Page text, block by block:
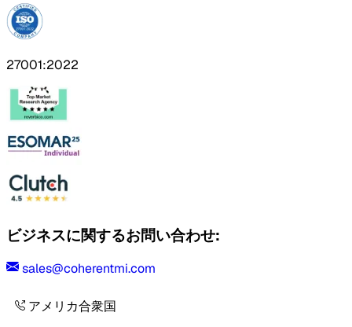
27001:2022
ビジネスに関するお問い合わせ:
sales@coherentmi.com
アメリカ合衆国